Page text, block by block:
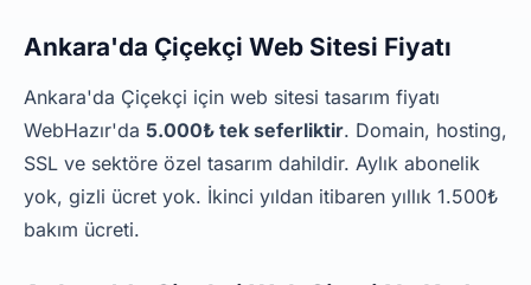
Ankara'da Çiçekçi Web Sitesi Fiyatı
Ankara'da Çiçekçi için web sitesi tasarım fiyatı
WebHazır'da 5.000₺ tek seferliktir. Domain, hosting,
SSL ve sektöre özel tasarım dahildir. Aylık abonelik
yok, gizli ücret yok. İkinci yıldan itibaren yıllık 1.500₺
bakım ücreti.